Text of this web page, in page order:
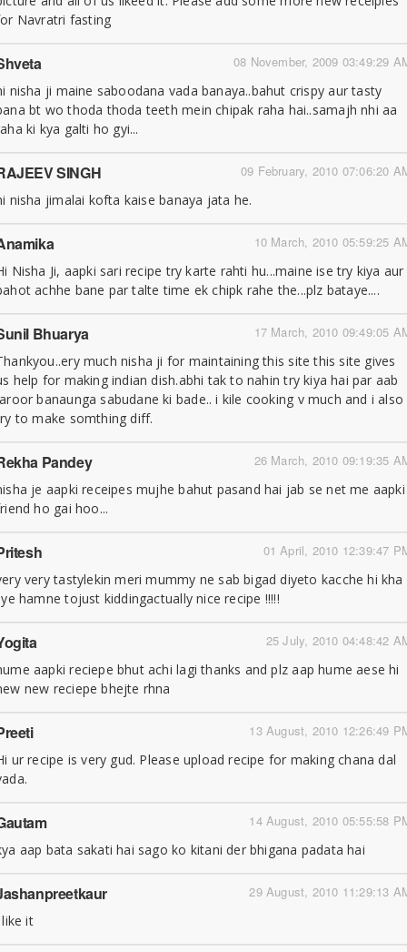
Navratri fasting
08 November, 2009 03:49:29
nisha ji maine saboodana vada banaya..bahut crispy aur tasty
bt wo thoda thoda teeth mein chipak raha hai..samajh nhi aa
ki kya galti ho gyi...
09 February, 2010 07:06:20
SINGH
nisha jimalai kofta kaise banaya jata he.
10 March, 2010 05:59:25
Nisha Ji, aapki sari recipe try karte rahti hu...maine ise try kiya aur
achhe bane par talte time ek chipk rahe the...plz bataye....
17 March, 2010 09:49:05
Bhuarya
much nisha ji for maintaining this site this site gives
help for making indian dish.abhi tak to nahin try kiya hai par aab
banaunga sabudane ki bade.. i kile cooking v much and i also
to make somthing diff.
26 March, 2010 09:19:35
Pandey
je aapki receipes mujhe bahut pasand hai jab se net me aapki
ho gai hoo...
01 April, 2010 12:39:47
very tastylekin meri mummy ne sab bigad diyeto kacche hi kha
hamne tojust kiddingactually nice recipe !!!!!
25 July, 2010 04:48:42
aapki reciepe bhut achi lagi thanks and plz aap hume aese hi
new reciepe bhejte rhna
13 August, 2010 12:26:49
ur recipe is very gud. Please upload recipe for making chana dal
14 August, 2010 05:55:58
aap bata sakati hai sago ko kitani der bhigana padata hai
29 August, 2010 11:29:13
it